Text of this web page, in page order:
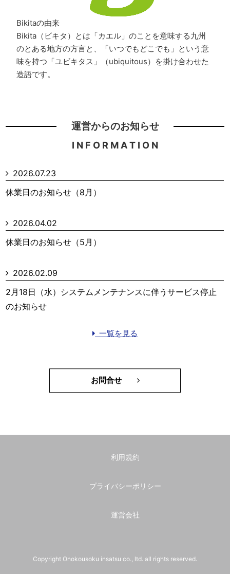
Bikitaの由来
Bikita（ビキタ）とは「カエル」のことを意味する九州
のとある地方の方言と、「いつでもどこでも」という意
味を持つ「ユビキタス」（ubiquitous）を掛け合わせた
造語です。
運営からのお知らせ
I N F O R M A T I O N
2026.07.23
休業日のお知らせ（8月）
2026.04.02
休業日のお知らせ（5月）
2026.02.09
2月18日（水）システムメンテナンスに伴うサービス停止
のお知らせ
一覧を見る
利用規約
プライバシーポリシー
運営会社
Copyright Onokousoku insatsu co., ltd. all rights reserved.